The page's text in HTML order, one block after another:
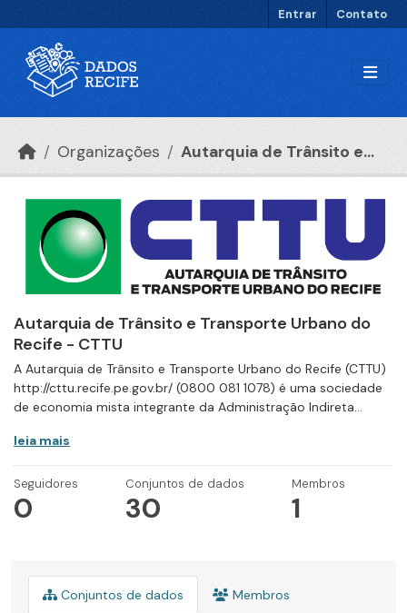
Entrar Contato
Organizações Autarquia de Trânsito e...
Autarquia de Trânsito e Transporte Urbano do
Recife - CTTU
A Autarquia de Trânsito e Transporte Urbano do Recife (CTTU)
http://cttu.recife.pe.gov.br/ (0800 081 1078) é uma sociedade
de economia mista integrante da Administração Indireta...
leia mais
Seguidores
0
Conjuntos de dados
30
Membros
1
Conjuntos de dados Membros